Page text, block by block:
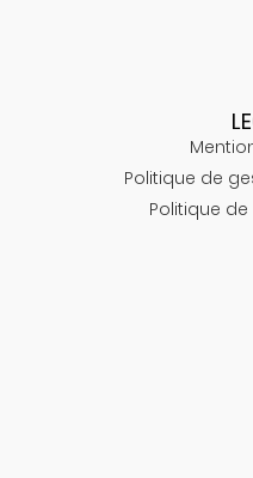
Politique de
Politique